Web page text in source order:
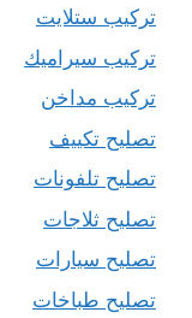
تركيب ستلايت
تركيب سيراميك
تركيب مداخن
تصليح تكييف
تصليح تلفونات
تصليح ثلاجات
تصليح سيارات
تصليح طباخات